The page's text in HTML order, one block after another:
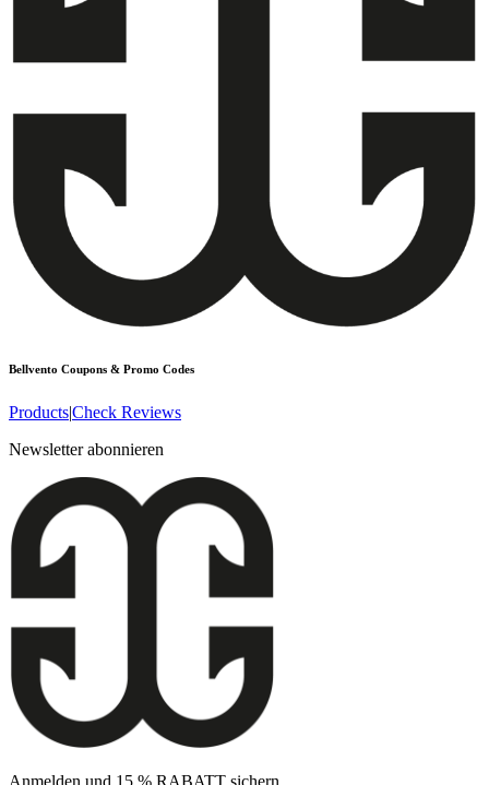
Bellvento Coupons & Promo Codes
Products|Check Reviews
Newsletter abonnieren
Anmelden und 15 % RABATT sichern